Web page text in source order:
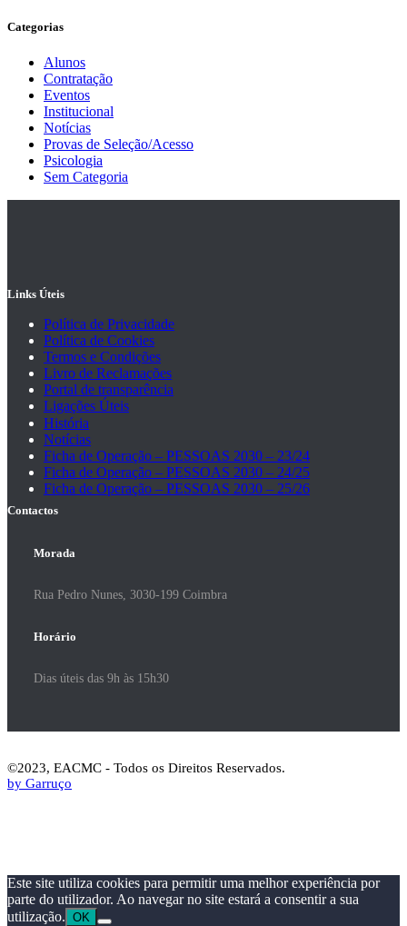
Categorias
Alunos
Contratação
Eventos
Institucional
Notícias
Provas de Seleção/Acesso
Psicologia
Sem Categoria
Links Úteis
Política de Privacidade
Política de Cookies
Termos e Condições
Livro de Reclamações
Portal de transparência
Ligações Úteis
História
Notícias
Ficha de Operação – PESSOAS 2030 – 23/24
Ficha de Operação – PESSOAS 2030 – 24/25
Ficha de Operação – PESSOAS 2030 – 25/26
Contactos
Morada
Rua Pedro Nunes, 3030-199 Coimbra
Horário
Dias úteis das 9h às 15h30
©2023, EACMC - Todos os Direitos Reservados.
by Garruço
Este site utiliza cookies para permitir uma melhor experiência por
parte do utilizador. Ao navegar no site estará a consentir a sua
utilização. OK